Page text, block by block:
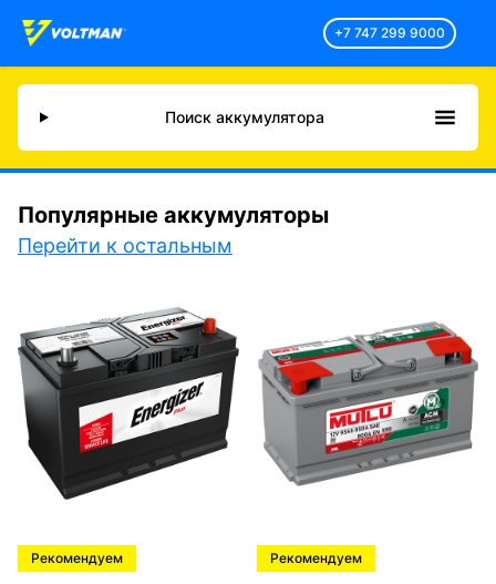
+7 747 299 9000
Поиск аккумулятора
Популярные аккумуляторы
Перейти к остальным
Рекомендуем Рекомендуем